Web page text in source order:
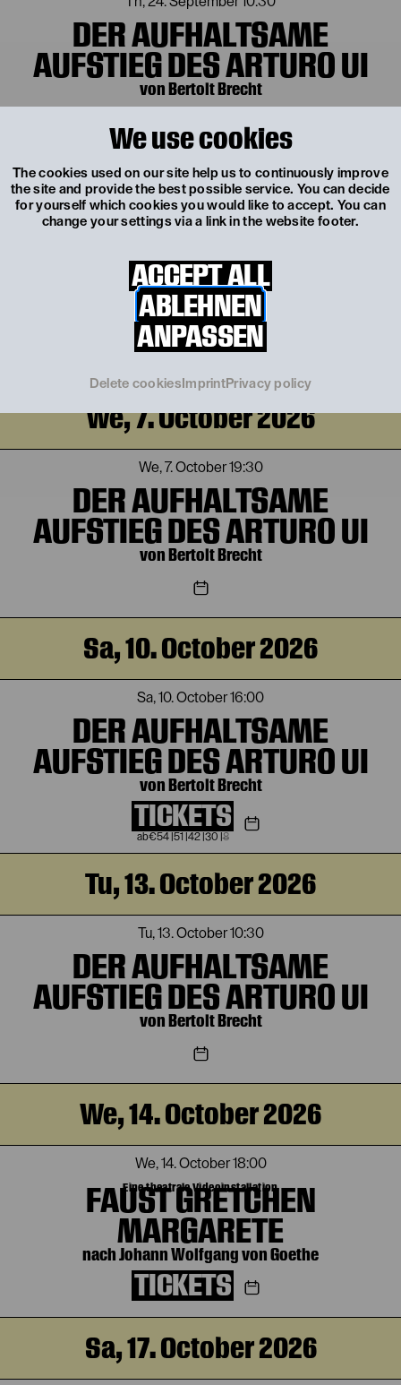
We use cookies
The cookies used on our site help us to continuously improve
the site and provide the best possible service. You can decide
for yourself which cookies you would like to accept. You can
change your settings via a link in the website footer.
ACCEPT ALL
ABLEHNEN
ANPASSEN
Delete cookies Imprint Privacy policy
DER AUFHALTSAME
AUFSTIEG DES ARTURO UI
von Bertolt Brecht
Fr, 25. September 2026
Fr, 25. September
DER AUFHALTSAME
AUFSTIEG DES ARTURO UI
von Bertolt Brecht
TICKETS
We, 7. October 2026
We, 7. October19:30
DER AUFHALTSAME
AUFSTIEG DES ARTURO UI
von Bertolt Brecht
Sa, 10. October 2026
Sa, 10. October16:00
DER AUFHALTSAME
AUFSTIEG DES ARTURO UI
von Bertolt Brecht
TICKETS
€54 51 42 30 |8
Tu, 13. October 2026
Tu, 13. October10:30
DER AUFHALTSAME
AUFSTIEG DES ARTURO UI
von Bertolt Brecht
We, 14. October 2026
We, 14. October18:00
FAUST GRETCHEN
MARGARETE
nach Johann Wolfgang von Goethe
Eine theatrale Videoinstallation
TICKETS
Sa, 17. October 2026